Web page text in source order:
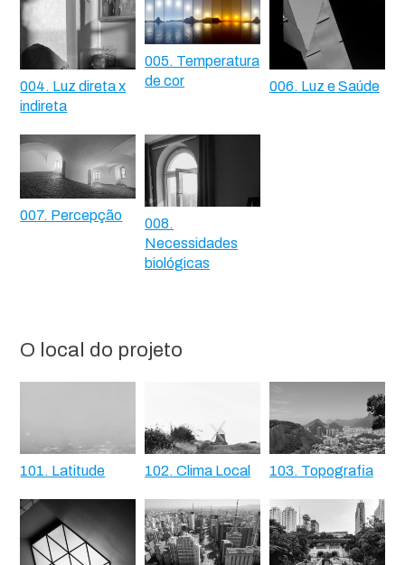
004. Luz direta x
indireta
005. Temperatura
de cor
006. Luz e Saúde
007. Percepção
008.
Necessidades
biológicas
O local do projeto
101. Latitude 102. Clima Local 103. Topografia